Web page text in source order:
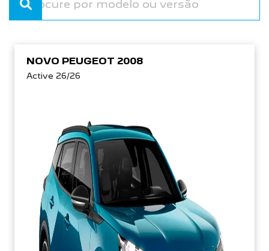
NOVO PEUGEOT 2008
Active 26/26